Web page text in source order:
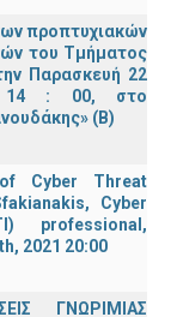
προπτυχιακών
του Τμήματος
Παρασκευή 22
14 : 00, στο
(Β)
Cyber Threat
Cyber
professional,
2021 20:00
ΓΝΩΡΙΜΙΑΣ